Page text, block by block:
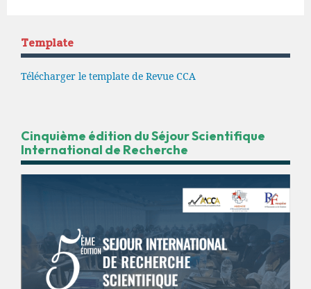
Template
Télécharger le template de Revue CCA
Cinquième édition du Séjour Scientifique
International de Recherche